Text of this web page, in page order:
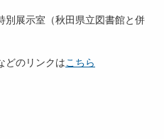
展示室（秋田県立図書館と併
どのリンクはこちら